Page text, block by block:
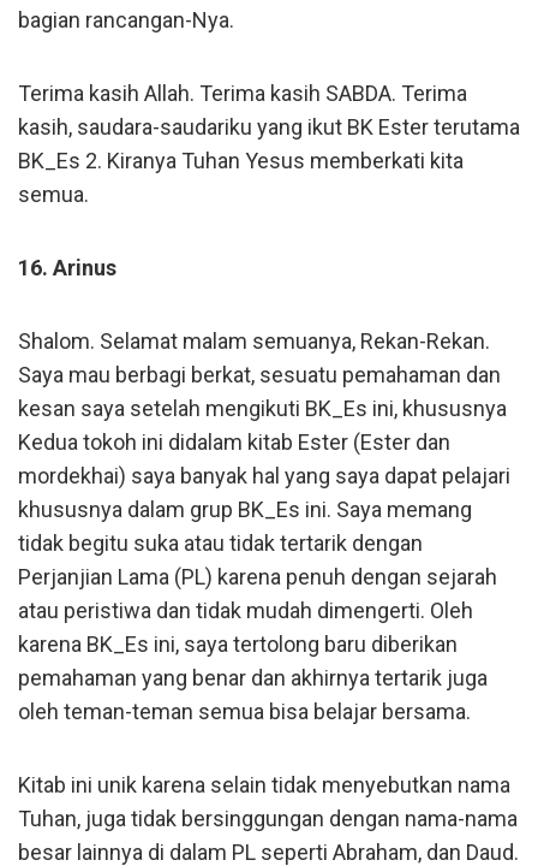
bagian rancangan-Nya.
Terima kasih Allah. Terima kasih SABDA. Terima
kasih, saudara-saudariku yang ikut BK Ester terutama
BK_Es 2. Kiranya Tuhan Yesus memberkati kita
semua.
16. Arinus
Shalom. Selamat malam semuanya, Rekan-Rekan.
Saya mau berbagi berkat, sesuatu pemahaman dan
kesan saya setelah mengikuti BK_Es ini, khususnya
Kedua tokoh ini didalam kitab Ester (Ester dan
mordekhai) saya banyak hal yang saya dapat pelajari
khususnya dalam grup BK_Es ini. Saya memang
tidak begitu suka atau tidak tertarik dengan
Perjanjian Lama (PL) karena penuh dengan sejarah
atau peristiwa dan tidak mudah dimengerti. Oleh
karena BK_Es ini, saya tertolong baru diberikan
pemahaman yang benar dan akhirnya tertarik juga
oleh teman-teman semua bisa belajar bersama.
Kitab ini unik karena selain tidak menyebutkan nama
Tuhan, juga tidak bersinggungan dengan nama-nama
besar lainnya di dalam PL seperti Abraham, dan Daud.